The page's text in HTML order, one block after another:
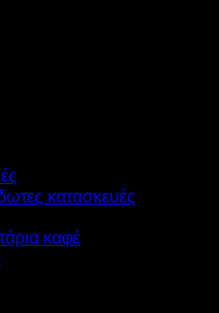
κατασκευές
καφέ